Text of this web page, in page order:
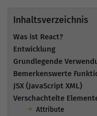
Inhaltsverzeichnis
Was ist React?
Entwicklung
Grundlegende
Bemerkenswerte
JSX (JavaScript XML)
Verschachtelte
Attribute